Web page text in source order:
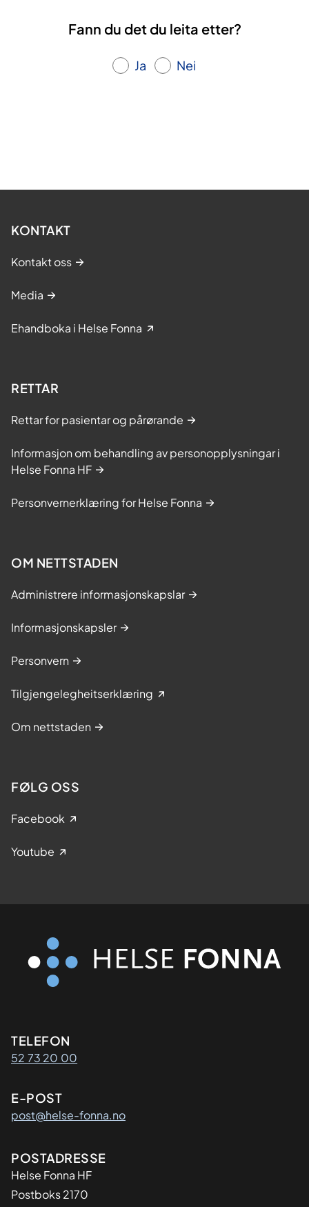
Fann du det du leita etter?
Ja Nei
KONTAKT
Kontakt oss
Media
Ehandboka i Helse Fonna
RETTAR
Rettar for pasientar og pårørande
Informasjon om behandling av personopplysningar i
Helse Fonna HF
Personvernerklæring for Helse Fonna
OM NETTSTADEN
Administrere informasjonskapslar
Informasjonskapsler
Personvern
Tilgjengelegheitserklæring
Om nettstaden
FØLG OSS
Facebook
Youtube
Kontaktinformasjon
TELEFON
52 73 20 00
E-POST
post@helse-fonna.no
Adresse
POSTADRESSE
​Helse Fonna HF
Postboks 2170